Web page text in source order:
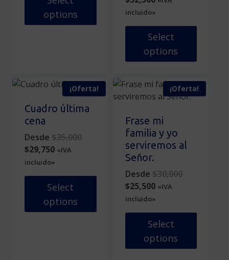
options
variantes.
opciones
se
elegir
en
la
página
producto
$38,000.
price
is:
$32,300.
incluido»
Select
options
producto
tiene
variantes.
Las
opciones
se
elegir
en
la
página
producto
¡Oferta!
Cuadro última
cena
Desde $35,000Original
$35,000.
$29,750Current
price
is:
$29,750.
«IVA
incluido»
Select
options
¡Oferta!
Frase mi
familia y yo
serviremos al
Señor.
Desde $30,000Original
$30,000.
$25,500Current
price
is:
$25,500.
«IVA
incluido»
Select
options